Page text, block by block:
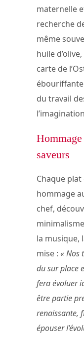
maternelle
recherche
même
huile
carte de
du travail
saveurs
Chaque
hommage
chef,
la musique,
mise : « Nos
du sur place
fera évoluer
être partie
renaissante,
épouser